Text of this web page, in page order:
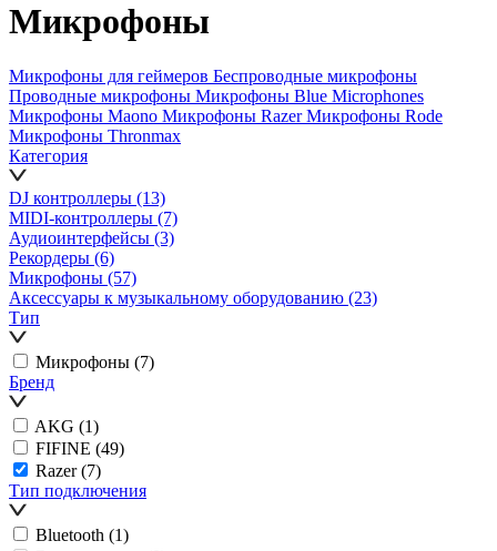
Микрофоны
Микрофоны для геймеров Беспроводные микрофоны
Проводные микрофоны Микрофоны Blue Microphones
Микрофоны Maono Микрофоны RazerМикрофоны Rode
Микрофоны Thronmax
Категория
DJ контроллеры (13)
MIDI-контроллеры (7)
Аудиоинтерфейсы (3)
Рекордеры (6)
Микрофоны (57)
Аксессуары к музыкальному оборудованию (23)
Тип
Микрофоны (7)
Бренд
AKG (1)
FIFINE (49)
Razer (7)
Тип подключения
Bluetooth (1)